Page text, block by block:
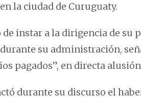
la ciudad de Curuguaty.
instar a la dirigencia de su
su administración,
pagados”, en directa
durante su discurso el